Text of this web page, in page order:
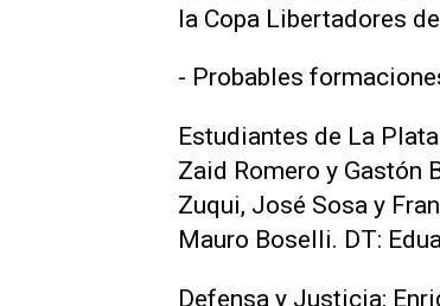
la Copa Libertadores
- Probables
Estudiantes de La
Zaid Romero y Gastón
Zuqui, José Sosa y
Mauro Boselli. DT:
Defensa y Justicia: